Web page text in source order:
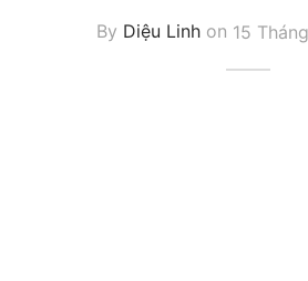
By Diệu Linh on 15